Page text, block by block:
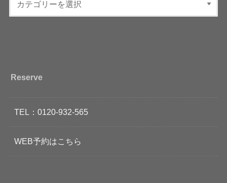
Reserve
TEL：0120-932-565
WEB予約はこちら